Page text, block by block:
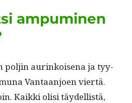
ampuminen
poljin aurinkoise­na ja tyy­
Van­taan­joen viertä.
Kaik­ki olisi täy­del­listä,